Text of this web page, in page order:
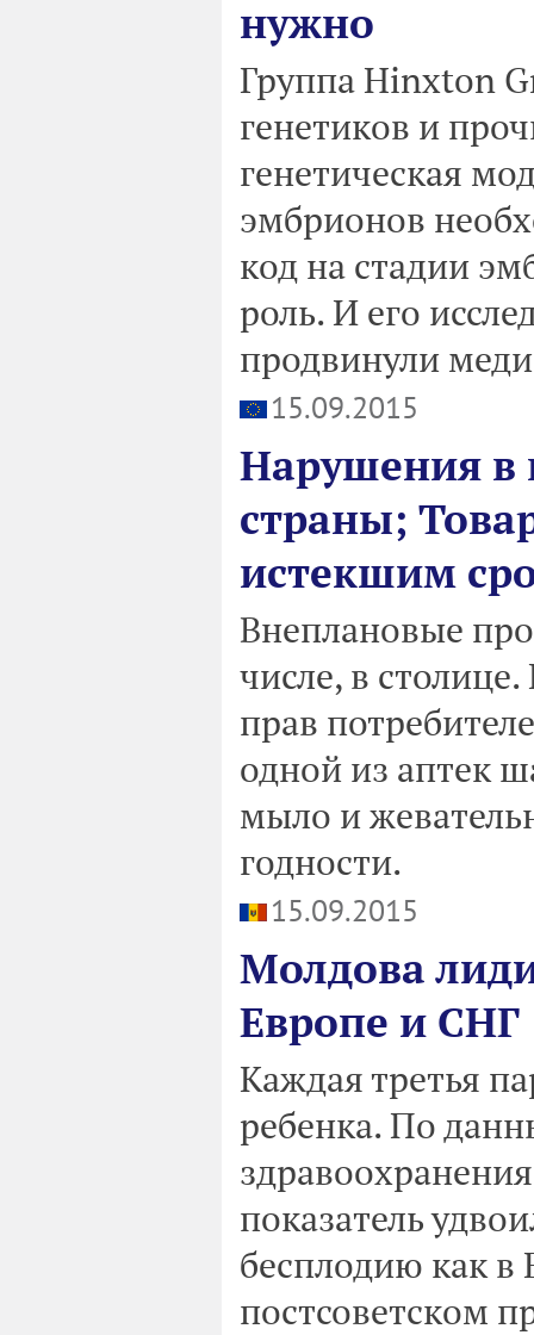
нужно
Группа Hinxton
генетиков и
генетическая
эмбрионов
код на стадии
роль. И его
продвинули
15.09.2015
Нарушения в
страны;
истекшим
Внеплановые
числе, в
прав
одной из аптек
мыло и
годности.
15.09.2015
Молдова
Европе и СНГ
Каждая третья
ребенка. По
показатель
бесплодию как в
постсоветском